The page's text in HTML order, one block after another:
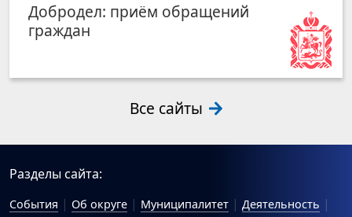
Добродел: приём обращений
граждан
Все сайты
Разделы сайта:
События Об округе Муниципалитет
Деятельность